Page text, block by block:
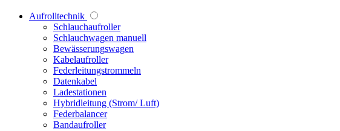
Aufrolltechnik
Schlauchaufroller
Schlauchwagen manuell
Bewässerungswagen
Kabelaufroller
Federleitungstrommeln
Datenkabel
Ladestationen
Hybridleitung (Strom/ Luft)
Federbalancer
Bandaufroller